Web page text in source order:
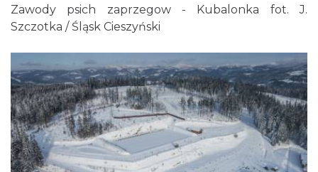
Zawody psich zaprzegow - Kubalonka fot. J.
Szczotka / Śląsk Cieszyński